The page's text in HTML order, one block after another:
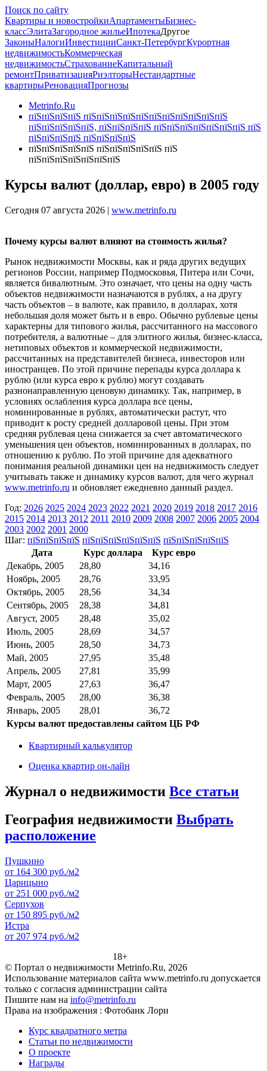
Поиск по сайту
Квартиры и новостройкиАпартаментыБизнес-
классЭлитаЗагородное жильеИпотекаДругое
ЗаконыНалогиИнвестицииСанкт-ПетербургКурортная
недвижимостьКоммерческая
недвижимостьСтрахованиеКапитальный
ремонтПриватизацияРиэлторыНестандартные
квартирыРеновацияПрогнозы
Metrinfo.Ru
пїЅпїЅпїЅпїЅ пїЅпїЅпїЅпїЅпїЅпїЅпїЅпїЅпїЅпїЅпїЅ
пїЅпїЅпїЅпїЅпїЅ, пїЅпїЅпїЅпїЅ пїЅпїЅпїЅпїЅпїЅпїЅпїЅ пїЅ
пїЅпїЅпїЅпїЅ пїЅпїЅпїЅпїЅ
пїЅпїЅпїЅпїЅпїЅ пїЅпїЅпїЅпїЅпїЅ пїЅ
пїЅпїЅпїЅпїЅпїЅпїЅпїЅ
Курсы валют (доллар, евро) в 2005 году
Сегодня 07 августа 2026 | www.metrinfo.ru
Почему курсы валют влияют на стоимость жилья?
Рынок недвижимости Москвы, как и ряда других ведущих
регионов России, например Подмосковья, Питера или Сочи,
является бивалютным. Это означает, что цены на одну часть
объектов недвижимости назначаются в рублях, а на другу
часть объектов – в валюте, как правило, в долларах, хотя
небольшая доля может быть и в евро. Обычно рублевые цены
характерны для типового жилья, рассчитанного на массового
потребителя, а валютные – для элитного жилья, бизнес-класса,
нетиповых объектов и коммерческой недвижимости,
рассчитанных на представителей бизнеса, инвесторов или
иностранцев. По этой причине перепады курса доллара к
рублю (или курса евро к рублю) могут создавать
разнонаправленную ценовую динамику. Так, например, в
условиях ослабления курса доллара все цены,
номинированные в рублях, автоматически растут, что
приводит к росту средней долларовой цены. При этом
средняя рублевая цена снижается за счет автоматического
уменьшения цен объектов, номинированных в долларах, по
отношению к рублю. По этой причине для адекватного
понимания реальной динамики цен на недвижимость следует
учитывать также и динамику курсов валют, для чего журнал
www.metrinfo.ru и обновляет ежедневно данный раздел.
Год: 2026 2025 2024 2023 2022 2021 2020 2019 2018 2017 2016
2015 2014 2013 2012 2011 2010 2009 2008 2007 2006 2005 2004
2003 2002 2001 2000
Шаг: пїЅпїЅпїЅпїЅ пїЅпїЅпїЅпїЅпїЅпїЅ пїЅпїЅпїЅпїЅпїЅ
Дата
Курс доллара
Курс евро
Декабрь, 2005
28,80
34,16
Ноябрь, 2005
28,76
33,95
Октябрь, 2005
28,56
34,34
Сентябрь, 2005
28,38
34,81
Август, 2005
28,48
35,02
Июль, 2005
28,69
34,57
Июнь, 2005
28,50
34,73
Май, 2005
27,95
35,48
Апрель, 2005
27,81
35,99
Март, 2005
27,63
36,47
Февраль, 2005
28,00
36,38
Январь, 2005
28,01
36,72
Курсы валют предоставлены сайтом ЦБ РФ
Квартирный калькулятор
Оценка квартир он-лайн
Журнал о недвижимости Все статьи
География недвижимости Выбрать
расположение
Пушкино
от 164 300 руб./м2
Царицыно
от 251 000 руб./м2
Серпухов
от 150 895 руб./м2
Истра
от 207 974 руб./м2
18+
© Портал о недвижимости Metrinfo.Ru, 2026
Использование материалов сайта www.metrinfo.ru допускается
только с согласия администрации сайта
Пишите нам на info@metrinfo.ru
Права на изображения : Фотобанк Лори
Курс квадратного метра
Статьи по недвижимости
О проекте
Награды